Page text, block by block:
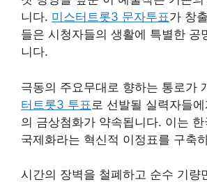
니다. 미스터트롯3 문자투표가 창
들은 시청자들의 생활에 특별한 공
니다.
극동의 주요무대로 향하는 통로가
터트롯3 투표 로 선발될 실력자들
의 금상첨화가 약속됩니다. 이는
국제화라는 혁신적 이정표를 구축
시간의 장벽을 철폐하고 순수 기량